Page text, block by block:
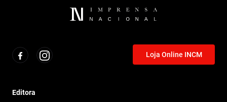
Loja Online INCM
Editora